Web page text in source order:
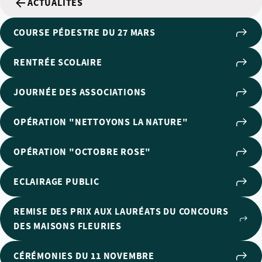
ACTUALITÉS
COURSE PÉDESTRE DU 27 MARS
RENTRÉE SCOLAIRE
JOURNÉE DES ASSOCIATIONS
OPÉRATION "NETTOYONS LA NATURE"
OPÉRATION "OCTOBRE ROSE"
ECLAIRAGE PUBLIC
REMISE DES PRIX AUX LAURÉATS DU CONCOURS
DES MAISONS FLEURIES
CÉRÉMONIES DU 11 NOVEMBRE